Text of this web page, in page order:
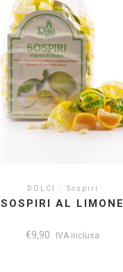
DOLCI / Sospiri
SOSPIRI AL LIMONE
€9,90 IVA inclusa